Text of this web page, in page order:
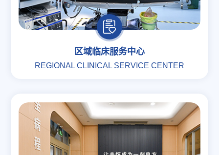
区域临床服务中心
REGIONAL CLINICAL SERVICE CENTER